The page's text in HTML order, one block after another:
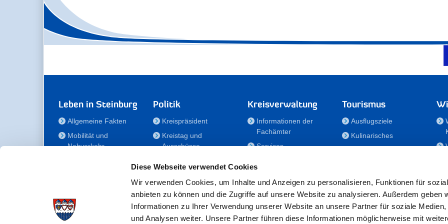
Diese Webseite verwendet Cookies
Wir verwenden Cookies, um Inhalte und Anzeigen zu personalisieren, Funktionen für
anbieten zu können und die Zugriffe auf unsere Website zu analysieren. Außerdem geben
Informationen zu Ihrer Verwendung unserer Website an unsere Partner für soziale Medien,
und Analysen weiter. Unsere Partner führen diese Informationen möglicherweise mit
Leben in Steinburg
Allgemeine Fakten
Mobilität und
Nahverkehr
Gesundheit
Bildung
Politik
Kreispräsident
Kreistag und
Ausschüsse
für Menschen mit
Behinderung
Der
Kreisseniorenbeirat
Förderstiftung
Kreisverwaltung
Informationen der
Fachämter
Services
Nachwuchskräfte
Notdienste
Bekanntmachungen
Formulare/Downloads
Tourismus
Ausflugsziele
Kulinarisches
Veranstaltungen